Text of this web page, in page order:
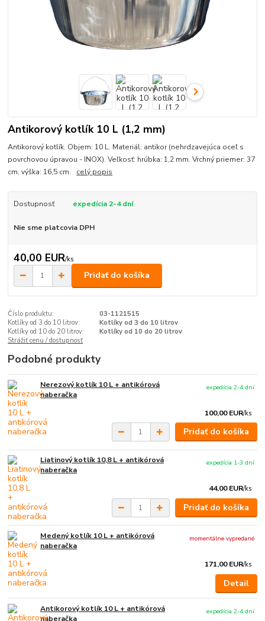
Antikorový kotlík 10 L (1,2 mm)
Antikorový kotlík. Objem: 10 L. Materiál: antikor (nehrdzavejúca oceľ s
povrchovou úpravou - INOX). Veľkosť: hrúbka: 1,2 mm. Vrchný priemer: 37
cm, výška: 16,5 cm. celý popis
Dostupnosť expedícia 2-4 dní
Nie sme platcovia DPH
40,00 EUR/ks
Pridať do košíka
Číslo produktu:
03-1121515
Kotlíky od 3 do 10 litrov:
Kotlíky od 3 do 10 litrov
Kotlíky od 10 do 20 litrov:
Kotlíky od 10 do 20 litrov
Strážiť cenu / dostupnosť
Podobné produkty
Nerezový kotlík 10 L + antikórová
naberačka
100,00 EUR/ks
expedícia 2-4 dní
Pridať do košíka
Liatinový kotlík 10,8 L + antikórová
naberačka
44,00 EUR/ks
expedícia 1-3 dní
Pridať do košíka
Medený kotlík 10 L + antikórová
naberačka
171,00 EUR/ks
momentálne vypredané
Detail
Antikorový kotlík 10 L + antikórová
naberačka
expedícia 2-4 dní